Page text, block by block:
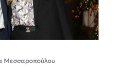
Μεσσαροπούλου